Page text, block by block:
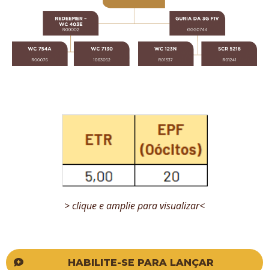
> clique e amplie para visualizar<
HABILITE-SE PARA LANÇAR